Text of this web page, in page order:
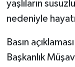
yaşlıların
nedeniyle
Basın
Başkanlık